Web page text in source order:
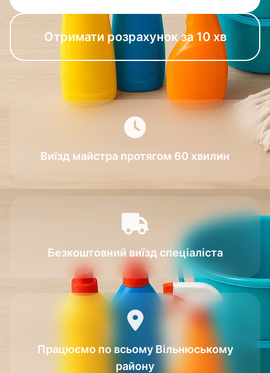
Отримати розрахунок за 10 хв
Виїзд майстра протягом 60 хвилин
Безкоштовний виїзд спеціаліста
Працюємо по всьому Вільнюському
району